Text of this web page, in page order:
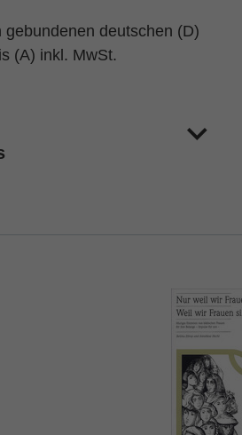
deutschen (D)
(A) inkl. MwSt.